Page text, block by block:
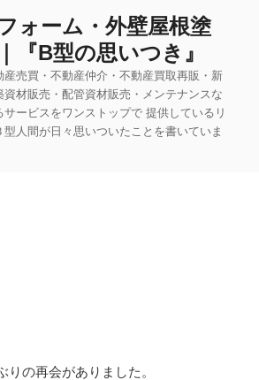
ォーム・外壁屋根塗
『B型の思いつき』
産売買・不動産仲介・不動産買取再販・新
材販売・配管資材販売・メンテナンスな
サービスをワンストップで 提供しているリ
人間が日々思いついたことを書いていま
りの再会がありました。